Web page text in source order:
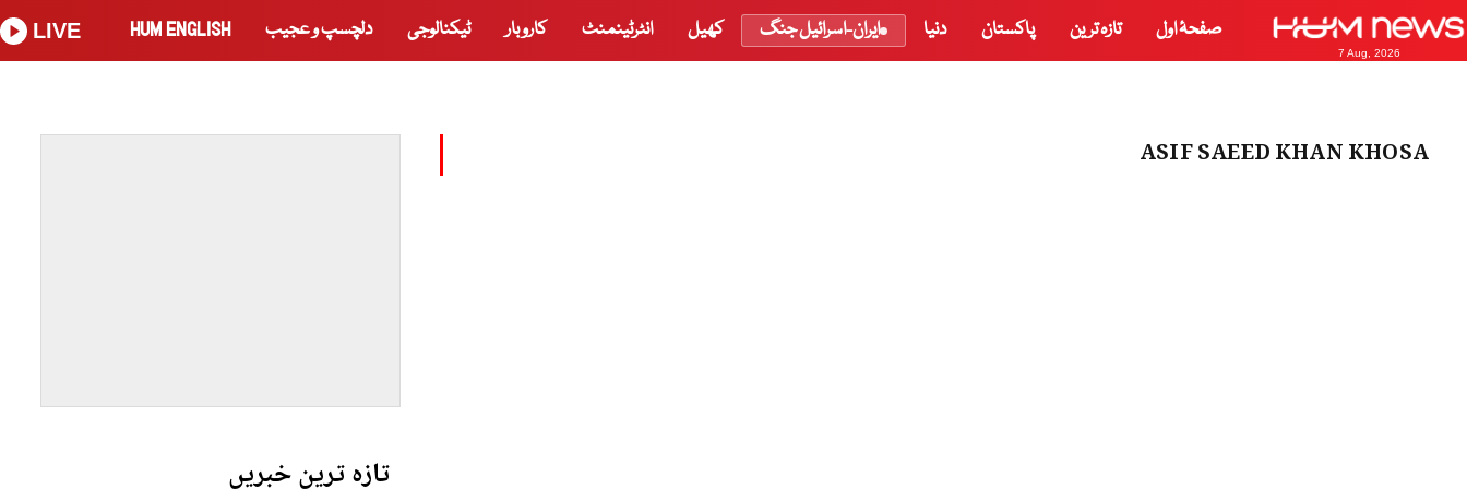
7 Aug, 2026
صفحۂ اول تازہ ترین پاکستان دنیا ایران-اسرائیل جنگ کھیل انٹرٹینمنٹ کاروبار ٹیکنالوجی دلچسپ و عجیب HUM ENGLISH
LIVE
ASIF SAEED KHAN KHOSA
تازہ ترین خبریں